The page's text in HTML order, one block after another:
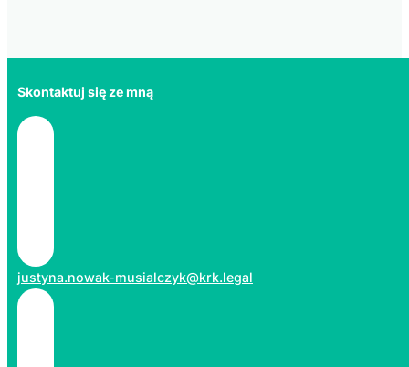
Skontaktuj się ze mną
justyna.nowak-musialczyk@krk.legal